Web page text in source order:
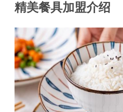
精美餐具加盟介绍